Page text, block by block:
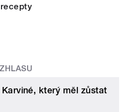
který měl zůstat